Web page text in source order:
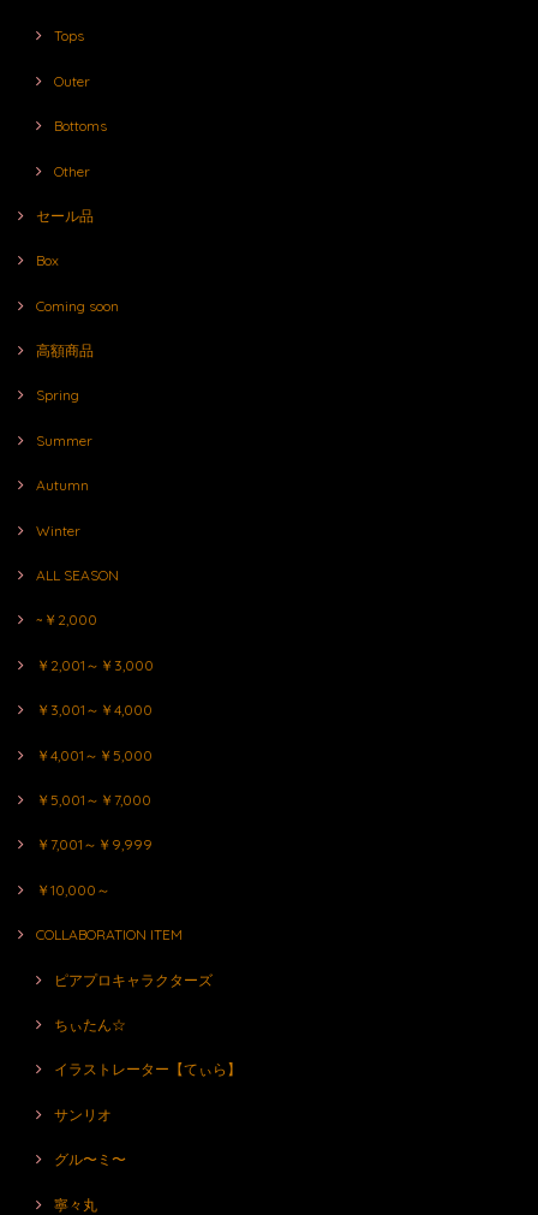
Tops
Outer
Bottoms
Other
セール品
Box
Coming soon
高額商品
Spring
Summer
Autumn
Winter
ALL SEASON
~￥2,000
￥2,001～￥3,000
￥3,001～￥4,000
￥4,001～￥5,000
￥5,001～￥7,000
￥7,001～￥9,999
￥10,000～
COLLABORATION ITEM
ピアプロキャラクターズ
ちぃたん☆
イラストレーター【てぃら】
サンリオ
グル〜ミ〜
寧々丸